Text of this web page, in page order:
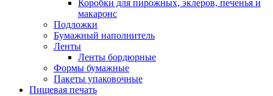
Коробки для пирожных, эклеров, печенья и
макаронс
Подложки
Бумажный наполнитель
Ленты
Ленты бордюрные
Формы бумажные
Пакеты упаковочные
Пищевая печать